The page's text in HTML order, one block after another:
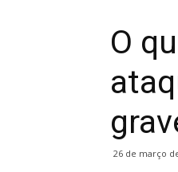
O
26 de março